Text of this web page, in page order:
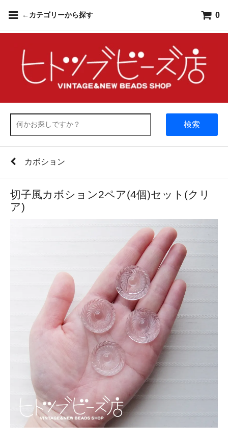
←カテゴリーから探す 0
検索
カボション
切子風カボション2ペア(4個)セット(クリ
ア)